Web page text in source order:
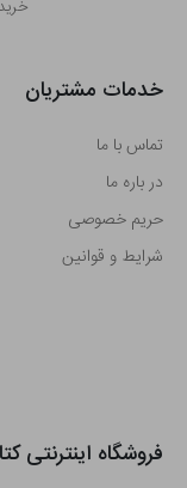
خدمات مشتریان
تماس با ما
در باره ما
حریم خصوصی
شرایط و قوانین
فروشگاه اینترنتی